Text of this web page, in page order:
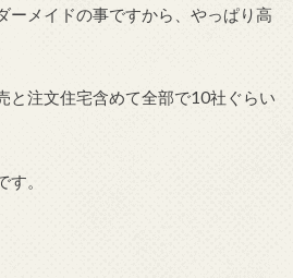
ーメイドの事ですから、やっぱり高
と注文住宅含めて全部で10社ぐらい
す。